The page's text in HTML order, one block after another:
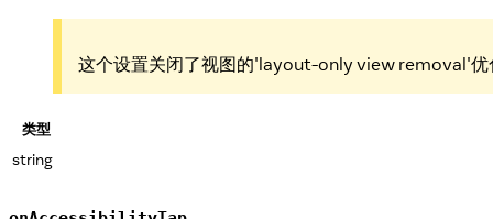
这个设置关闭了视图的'layout-only view removal'优
类型
string